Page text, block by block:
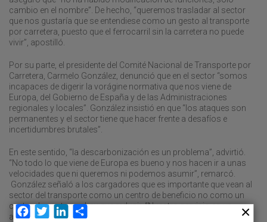
cambio en el nombre”. De hecho, “queremos trasladar al sector
que nos gustaría que se entendiese como un gesto al transporte
por carretera, puesto que el ferrocarril sin la carretera no puede
vivir”, apostilló.
Por su parte, el presidente del Comité Nacional de Transporte por
Carretera, Carmelo González, denunció que en el sector “somos
incapaces de digerir la vorágine normativa que nos viene de
Europa, del Gobierno de España y de las Administraciones
regionales y locales”. González insistió en que “los ataques son
permanentes y el sector tiene que hacer frente a desafíos e
incertidumbres brutales”.
En este sentido, “la descarbonización es un problema”, advirtió.
“No todo lo que viene de Europa es bueno y nos hacen ir a unas
velocidades que ni queremos ni podemos asumir”, remarcó.
González señaló a los cargadores que es importante que vean al
sector del transporte como un centro de beneficio no como un
centro de coste que hay que reducir. “Nuestro servicio es un
apéndice de la industria y del comercio y queremos ser rentables
Facebook
TwitterLinkedIn